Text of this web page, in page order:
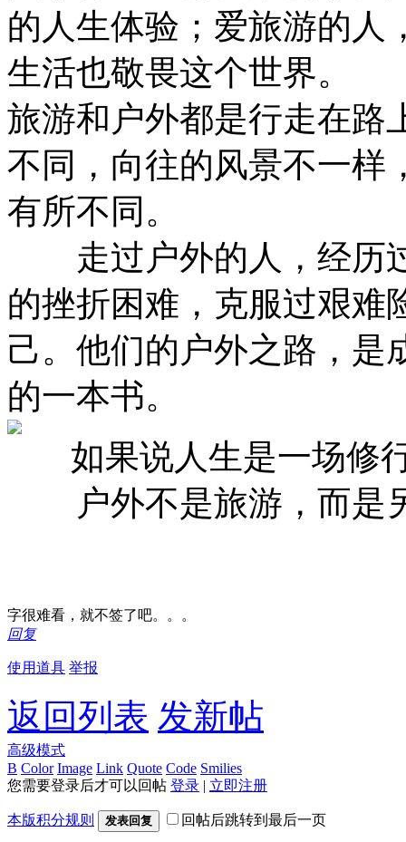
的人生体验；爱旅游的人
生活也敬畏这个世界。
旅游和户外都是行走在路
不同，向往的风景不一样
有所不同。
走过户外的人，经历
的挫折困难，克服过艰难
己。他们的户外之路，是
的一本书。
如果说人生是一场修
户外不是旅游，而是
字很难看，就不签了吧。。。
回复
使用道具 举报
返回列表 发新帖
高级模式
B Color Image Link Quote Code Smilies
您需要登录后才可以回帖 登录 | 立即注册
本版积分规则 发表回复 回帖后跳转到最后一页